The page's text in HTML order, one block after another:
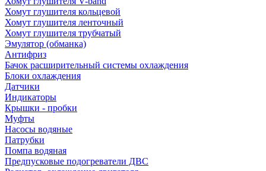
Хомут глушителя кольцевой
Хомут глушителя ленточный
Хомут глушителя трубчатый
Эмулятор (обманка)
Антифриз
Бачок расширительный системы охлаждения
Блоки охлаждения
Датчики
Индикаторы
Крышки - пробки
Муфты
Насосы водяные
Патрубки
Помпа водяная
Предпусковые подогреватели ДВС